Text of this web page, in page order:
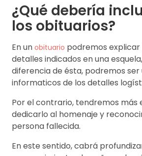
¿Qué debería
los obituarios?
En un obituario podremos explicar
detalles indicados en una
diferencia de ésta, podremos
informaticos de los detalles
Por el contrario, tendremos más
dedicarlo al homenaje y
persona fallecida.
En este sentido, cabrá